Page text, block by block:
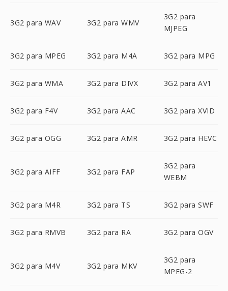
3G2 para WAV 3G2 para WMV
3G2 para
MJPEG
3G2 para MPEG 3G2 para M4A 3G2 para MPG
3G2 para WMA 3G2 para DIVX 3G2 para AV1
3G2 para F4V 3G2 para AAC 3G2 para XVID
3G2 para OGG 3G2 para AMR 3G2 para HEVC
3G2 para AIFF 3G2 para FAP
3G2 para
WEBM
3G2 para M4R 3G2 para TS 3G2 para SWF
3G2 para RMVB 3G2 para RA 3G2 para OGV
3G2 para M4V 3G2 para MKV
3G2 para
MPEG-2